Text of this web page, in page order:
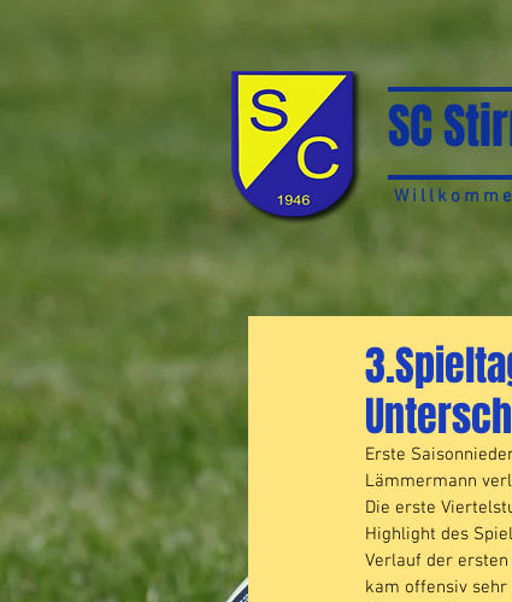
SC
Erste
Lämmermann
Die erste
Highlight des
Verlauf der
kam offensiv